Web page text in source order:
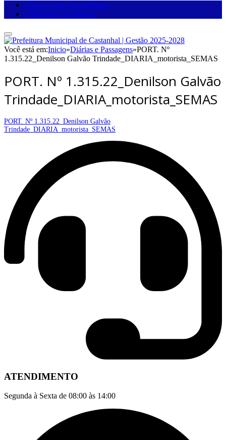
Voltar ao site da prefeitura
Licitações e Contratos
Você está em:Inicio»Diárias e Passagens»PORT. Nº
1.315.22_Denilson Galvão Trindade_DIARIA_motorista_SEMAS
PORT. Nº 1.315.22_Denilson Galvão
Trindade_DIARIA_motorista_SEMAS
PORT. Nº 1.315.22_Denilson Galvão
Trindade_DIARIA_motorista_SEMAS
ATENDIMENTO
Segunda à Sexta de 08:00 às 14:00